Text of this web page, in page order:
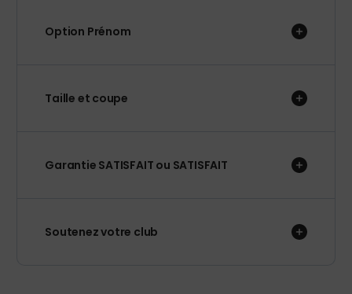
Option Prénom
Taille et coupe
Garantie SATISFAIT ou SATISFAIT
Soutenez votre club